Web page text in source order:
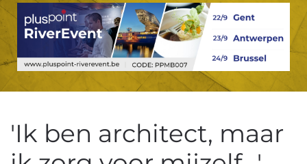
'Ik ben architect, maar